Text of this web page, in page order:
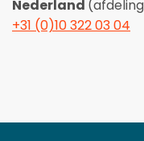
Nederland
+31 (0)10 322 03 04